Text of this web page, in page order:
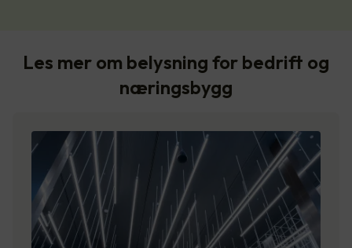
Les mer om belysning for bedrift og
næringsbygg